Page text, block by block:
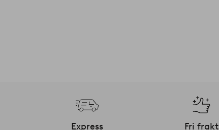
Express Fri frakt